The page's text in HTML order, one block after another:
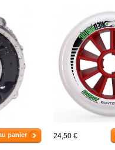
panier 24,50 €